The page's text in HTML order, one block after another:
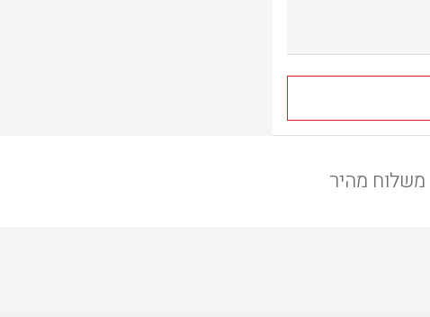
משלוח מהיר